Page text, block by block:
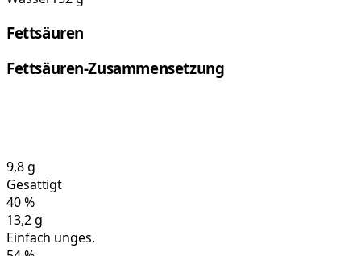
Fettsäuren
Fettsäuren-Zusammensetzung
9,8g
Gesättigt
40%
13,2g
Einfach unges.